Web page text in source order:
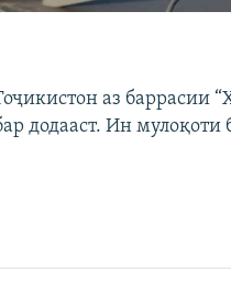
аз баррасии
додааст. Ин мулоқоти